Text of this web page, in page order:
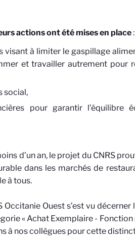
actions ont été mises en place:
visant à limiter le gaspillage
et travailler autrement pour
social,
pour garantir l’équilibre
d’un an, le projet du CNRS
dans les marchés de
à tous.
Ouest s’est vu décerner
« Achat Exemplaire -
à nos collègues pour cette